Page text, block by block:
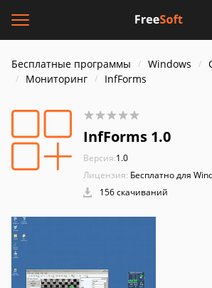
Бесплатные программы Windows
Мониторинг
InfForms
InfForms 1.0
Версия:1.0
Лицензия: Бесплатно для
156 скачиваний